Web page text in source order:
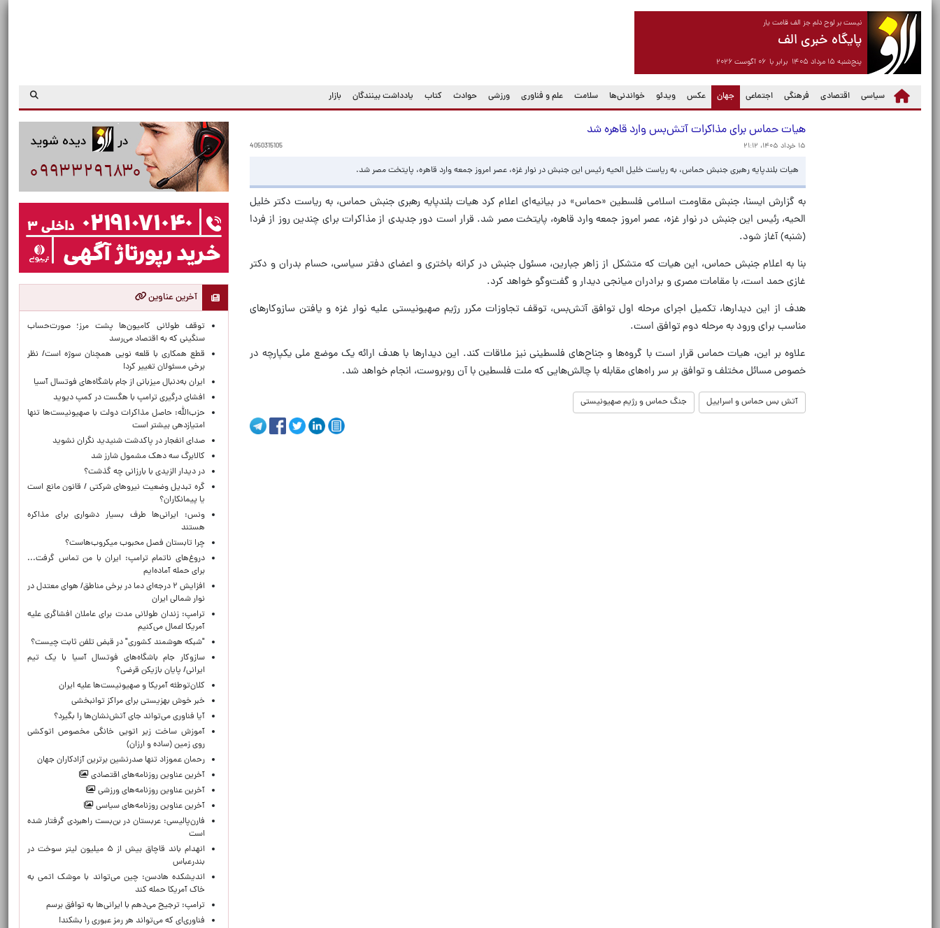
نیست بر لوح دلم جز الف قامت یار
پایگاه خبری الف
پنج‌شنبه ۱۵ مرداد ۱۴۰۵ برابر با ۰۶ آگوست ۲۰۲۶
سیاسی اقتصادی فرهنگی اجتماعی جهان
(current) عکس ویدئو خواندنی‌ها سلامت علم و فناوری ورزشی حوادث کتاب یادداشت بینندگان بازار
هیات حماس برای مذاکرات آتش‌بس وارد قاهره شد
۱۵ خرداد ۱۴۰۵، ۲۱:۱۲ 4050315105
هیات بلندپایه رهبری جنبش حماس، به ریاست خلیل الحیه رئیس این جنبش در نوار غزه، عصر امروز جمعه وارد قاهره، پایتخت مصر شد.
به گزارش ایسنا، جنبش مقاومت اسلامی فلسطین «حماس» در بیانیه‌ای اعلام کرد هیات بلندپایه رهبری جنبش حماس، به ریاست دکتر خلیل
الحیه، رئیس این جنبش در نوار غزه، عصر امروز جمعه وارد قاهره، پایتخت مصر شد. قرار است دور جدیدی از مذاکرات برای چندین روز از فردا
(شنبه) آغاز شود.
بنا به اعلام جنبش حماس،‌ این هیات که متشکل از زاهر جبارین، مسئول جنبش در کرانه باختری و اعضای دفتر سیاسی، حسام بدران و دکتر
غازی حمد است، با مقامات مصری و برادران میانجی دیدار و گفت‌وگو خواهد کرد.
هدف از این دیدارها، تکمیل اجرای مرحله اول توافق آتش‌بس، توقف تجاوزات مکرر رژیم صهیونیستی علیه نوار غزه و یافتن سازوکارهای
مناسب برای ورود به مرحله دوم توافق است.
علاوه بر این، هیات حماس قرار است با گروه‌ها و جناح‌های فلسطینی نیز ملاقات کند. این دیدارها با هدف ارائه یک موضع ملی یکپارچه در
خصوص مسائل مختلف و توافق بر سر راه‌های مقابله با چالش‌هایی که ملت فلسطین با آن روبروست، انجام خواهد شد.
آتش بس حماس و اسراییل جنگ حماس و رژیم صهیونیستی
آخرین عناوین
توقف طولانی کامیون‌ها پشت مرز؛ صورت‌حساب
سنگینی که به اقتصاد می‌رسد
قطع همکاری با قلعه نویی همچنان سوژه است/ نظر
برخی مسئولان تغییر کرد!
ایران به‌دنبال میزبانی از جام باشگاه‌های فوتسال آسیا
افشای درگیری ترامپ با هگست در کمپ دیوید
حزب‌الله: حاصل مذاکرات دولت با صهیونیست‌ها تنها
امتیازدهی‌ بیشتر است
صدای انفجار در پاکدشت شنیدید نگران نشوید
کالابرگ سه دهک مشمول شارز شد
در دیدار الزیدی با بارزانی چه گذشت؟
گره تبدیل وضعیت نیروهای شرکتی / قانون مانع است
یا پیمانکاران؟
ونس: ایرانی‌ها طرف بسیار دشواری برای مذاکره
هستند
چرا تابستان فصل محبوب میکروب‌هاست؟
دروغ‌های ناتمام ترامپ: ایران با من تماس گرفت...
برای حمله آماده‌ایم
افزایش ۲ درجه‌ای دما در برخی مناطق/ هوای معتدل در
نوار شمالی ایران
ترامپ: زندان طولانی مدت برای عاملان افشاگری‌ علیه
آمریکا اعمال می‌کنیم
"شبکه هوشمند کشوری" در قبض تلفن ثابت چیست؟
سازوکار جام باشگاه‌های فوتسال آسیا با یک تیم
ایرانی/ پایان بازیکن قرضی؟
کلان‌توطئه آمریکا و صهیونیست‌ها علیه ایران
خبر خوش بهزیستی برای مراکز توانبخشی
آیا فناوری می‌تواند جای آتش‌نشان‌ها را بگیرد؟
آموزش ساخت زیر اتویی خانگی مخصوص اتوکشی
روی زمین (ساده و ارزان)
رحمان عموزاد تنها صدرنشین برترین آزادکاران جهان
آخرین عناوین روزنامه‌های اقتصادی
آخرین عناوین روزنامه‌های ورزشی
آخرین عناوین روزنامه‌های سیاسی
فارن‌پالیسی: عربستان در بن‌بست راهبردی گرفتار شده
است
انهدام باند قاچاق بیش از ۵ میلیون لیتر سوخت در
بندرعباس
اندیشکده هادسن: چین می‌تواند با موشک اتمی به
خاک آمریکا حمله کند
ترامپ: ترجیح می‌دهم با ایرانی‌‌ها به توافق برسم
فناوری‌ای که می‌تواند هر رمز عبوری را بشکند!